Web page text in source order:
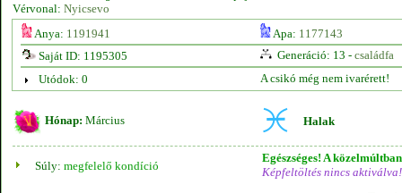
Vérvonal: Nyicsevo
Anya: 1191941 Apa: 1177143
Saját ID: 1195305
Generáció: 13 - családfa
Utódok: 0
A csikó még nem ivarérett!
Hónap: Március Halak
Súly: megfelelő kondíció
Egészséges! A
Képfeltöltés nincs aktiválva!